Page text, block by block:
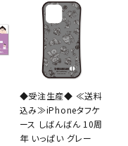
◆受注生産◆ ≪送料
込み≫iPhoneタフケ
ース しばんばん 10周
年 いっぱい グレー